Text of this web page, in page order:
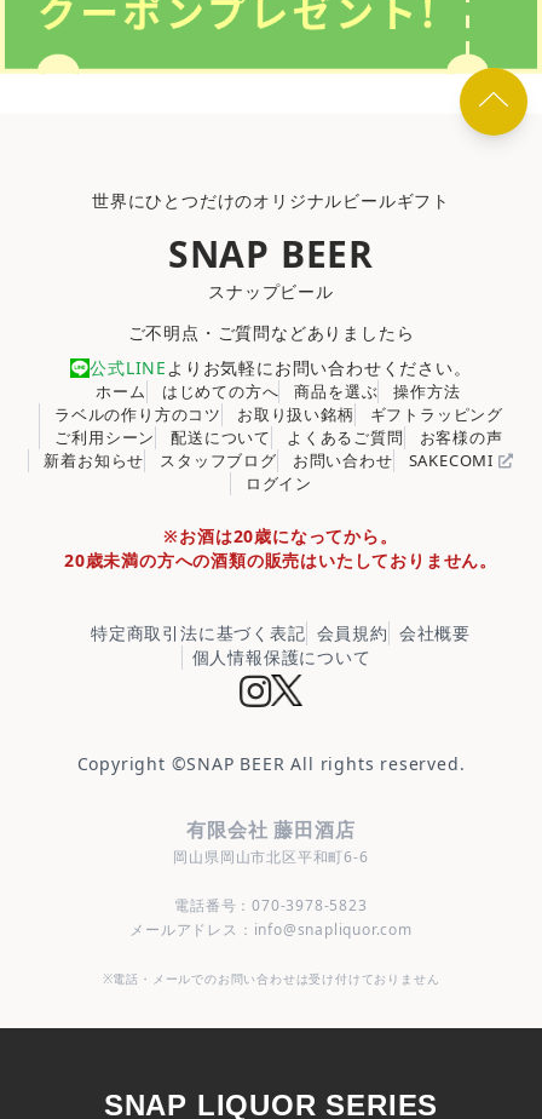
世界にひとつだけのオリジナルビールギフト
SNAP BEER
スナップビール
ご不明点・ご質問などありましたら
公式LINEよりお気軽にお問い合わせください。
ホーム はじめての方へ 商品を選ぶ
操作方法
ラベルの作り方のコツ
お取り扱い銘柄
ギフトラッピング
ご利用シーン
配送について よくあるご質問
お客様の声
新着お知らせ
スタッフブログ お問い合わせ
SAKECOMI
ログイン
※お酒は20歳になってから。
20歳未満の方への酒類の販売はいたしておりません。
特定商取引法に基づく表記 会員規約 会社概要
個人情報保護について
Copyright ©SNAP BEER All rights reserved.
有限会社 藤田酒店
岡山県岡山市北区平和町6-6
電話番号：070-3978-5823
メールアドレス：info@snapliquor.com
※電話・メールでのお問い合わせは受け付けておりません
SNAP LIQUOR SERIES